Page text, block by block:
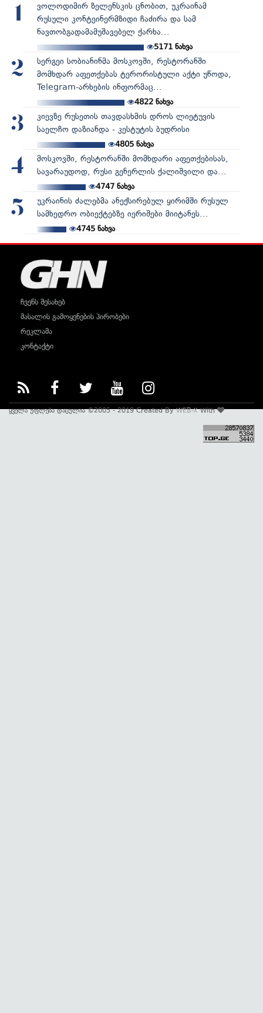
1
ვოლოდიმირ ზელენსკის ცნობით, უკრაინამ
რუსული კონტეინერმზიდი ჩაძირა და სამ
ნავთობგადამამუშავებელ ქარხა...
5171 ნახვა
2
სერგეი სობიანინმა მოსკოვში, რესტორანში
მომხდარ აფეთქებას ტერორისტული აქტი უწოდა,
Telegram-არხების ინფორმაც...
4822ნახვა
3
კიევზე რუსეთის თავდასხმის დროს ლიეტუვის
საელჩო დაზიანდა - კესტუტის ბუდრისი
4805ნახვა
4
მოსკოვში, რესტორანში მომხდარი აფეთქებისას,
სავარაუდოდ, რუსი გენერლის ქალიშვილი და...
4747ნახვა
5
უკრაინის ძალებმა ანექსირებულ ყირიმში რუსულ
სამხედრო ობიექტებზე იერიშები მიიტანეს...
4745ნახვა
ჩვენს შესახებ
მასალის გამოყენების პირობები
რეკლამა
კონტაქტი
ყველა უფლება დაცულია ©2005 - 2019 Created ByWEB-XWith